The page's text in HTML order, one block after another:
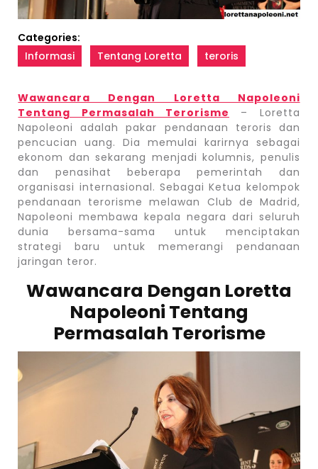
Categories:
Informasi
Tentang Loretta teroris
Wawancara Dengan Loretta Napoleoni
Tentang Permasalah Terorisme – Loretta
Napoleoni adalah pakar pendanaan teroris dan
pencucian uang. Dia memulai karirnya sebagai
ekonom dan sekarang menjadi kolumnis, penulis
dan penasihat beberapa pemerintah dan
organisasi internasional. Sebagai Ketua kelompok
pendanaan terorisme melawan Club de Madrid,
Napoleoni membawa kepala negara dari seluruh
dunia bersama-sama untuk menciptakan
strategi baru untuk memerangi pendanaan
jaringan teror.
Wawancara Dengan Loretta
Napoleoni Tentang
Permasalah Terorisme